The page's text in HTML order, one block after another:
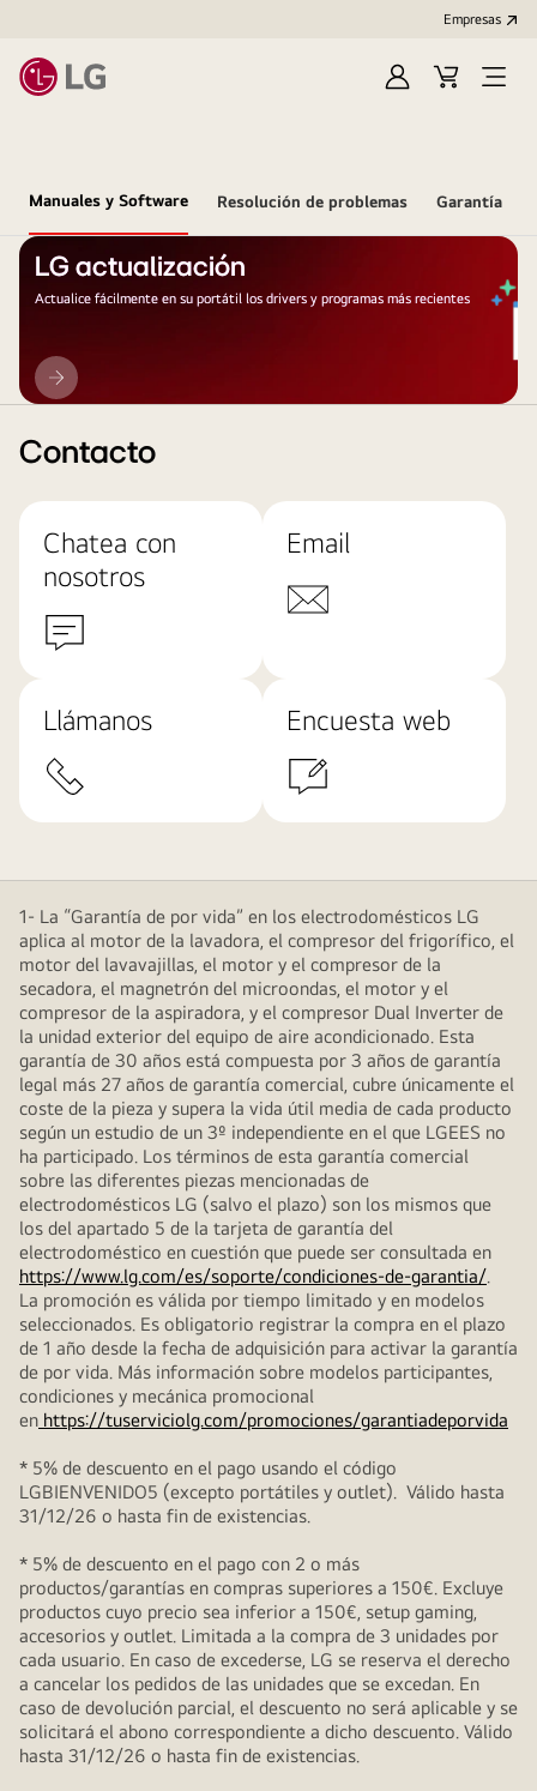
Empresas
IniciarCarritoOpen
Manuales y Software Resolución de problemas Garantía
LG actualización
Actualice fácilmente en su portátil los drivers y programas más recientes
LG
actualización
Contacto
Chatea con
nosotros
Email
Llámanos Encuesta web
1- La “Garantía de por vida” en los electrodomésticos LG
aplica al motor de la lavadora, el compresor del frigorífico, el
motor del lavavajillas, el motor y el compresor de la
secadora, el magnetrón del microondas, el motor y el
compresor de la aspiradora, y el compresor Dual Inverter de
la unidad exterior del equipo de aire acondicionado. Esta
garantía de 30 años está compuesta por 3 años de garantía
legal más 27 años de garantía comercial, cubre únicamente el
coste de la pieza y supera la vida útil media de cada producto
según un estudio de un 3º independiente en el que LGEES no
ha participado. Los términos de esta garantía comercial
sobre las diferentes piezas mencionadas de
electrodomésticos LG (salvo el plazo) son los mismos que
los del apartado 5 de la tarjeta de garantía del
electrodoméstico en cuestión que puede ser consultada en
https://www.lg.com/es/soporte/condiciones-de-garantia/.
La promoción es válida por tiempo limitado y en modelos
seleccionados. Es obligatorio registrar la compra en el plazo
de 1 año desde la fecha de adquisición para activar la garantía
de por vida. Más información sobre modelos participantes,
condiciones y mecánica promocional
en https://tuserviciolg.com/promociones/garantiadeporvida
* 5% de descuento en el pago usando el código
LGBIENVENIDO5 (excepto portátiles y outlet). Válido hasta
31/12/26 o hasta fin de existencias.
* 5% de descuento en el pago con 2 o más
productos/garantías en compras superiores a 150€. Excluye
productos cuyo precio sea inferior a 150€, setup gaming,
accesorios y outlet. Limitada a la compra de 3 unidades por
cada usuario. En caso de excederse, LG se reserva el derecho
a cancelar los pedidos de las unidades que se excedan. En
caso de devolución parcial, el descuento no será aplicable y se
solicitará el abono correspondiente a dicho descuento. Válido
hasta 31/12/26 o hasta fin de existencias.